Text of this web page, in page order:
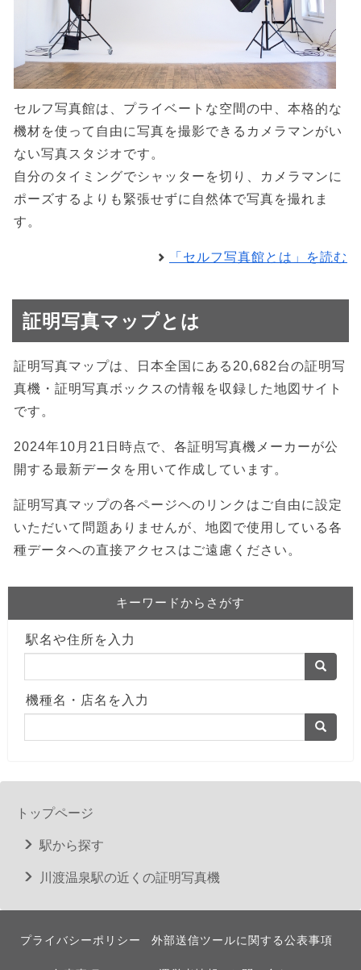
セルフ写真館は、プライベートな空間の中、本格的な
機材を使って自由に写真を撮影できるカメラマンがい
ない写真スタジオです。
自分のタイミングでシャッターを切り、カメラマンに
ポーズするよりも緊張せずに自然体で写真を撮れま
す。
「セルフ写真館とは」を読む
証明写真マップとは
証明写真マップは、日本全国にある20,682台の証明写
真機・証明写真ボックスの情報を収録した地図サイト
です。
2024年10月21日時点で、各証明写真機メーカーが公
開する最新データを用いて作成しています。
証明写真マップの各ページヘのリンクはご自由に設定
いただいて問題ありませんが、地図で使用している各
種データへの直接アクセスはご遠慮ください。
キーワードからさがす
駅名や住所を入力
機種名・店名を入力
トップページ
駅から探す
川渡温泉駅の近くの証明写真機
プライバシーポリシー 外部送信ツールに関する公表事項